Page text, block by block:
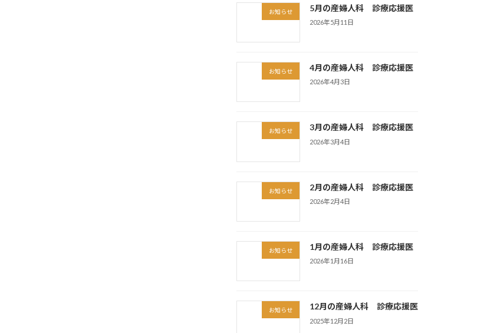
お知らせ 5月の産婦人科 診療応援医
2026年5月11日
お知らせ 4月の産婦人科 診療応援医
2026年4月3日
お知らせ 3月の産婦人科 診療応援医
2026年3月4日
お知らせ 2月の産婦人科 診療応援医
2026年2月4日
お知らせ 1月の産婦人科 診療応援医
2026年1月16日
お知らせ 12月の産婦人科 診療応援医
2025年12月2日